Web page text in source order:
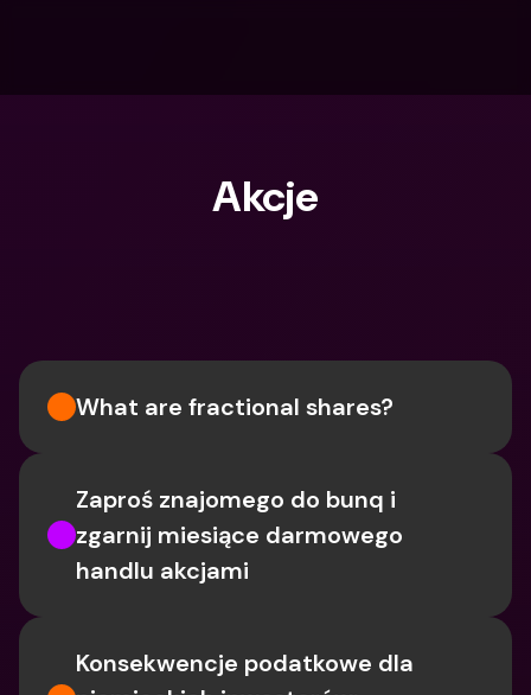
Akcje
What are fractional shares?
Zaproś znajomego do bunq i
zgarnij miesiące darmowego
handlu akcjami
Konsekwencje podatkowe dla